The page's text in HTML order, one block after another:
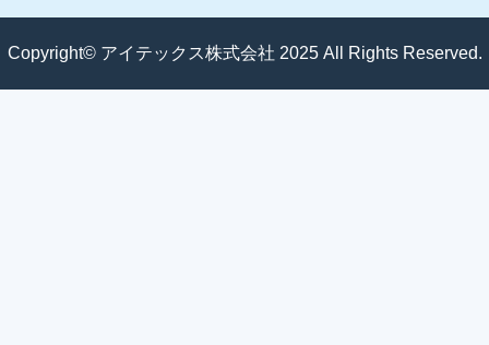
Copyright© アイテックス株式会社 2025 All Rights Reserved.